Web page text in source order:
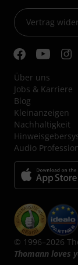
Vertrag
Über uns
Jobs & Karriere
Blog
Kleinanzeigen
Nachhaltigkeit
Audio
© 1996–2026
Thomann loves